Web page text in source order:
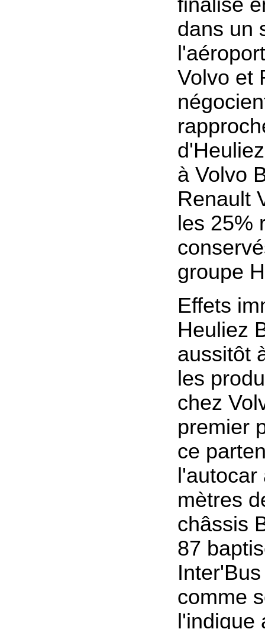
finalisé
dans un
Volvo et
à Volvo
Renault
les 25%
groupe
Effets
Heuliez
aussitôt
les
chez
premier
ce
mètres
châssis
87
comme
l'indique